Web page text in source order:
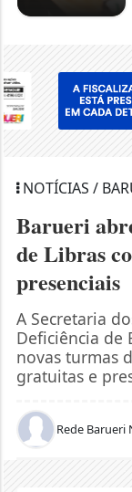
NOTÍCIAS /
Barueri
de Libras
presenciais
A Secretaria
Deficiência de
novas turmas
gratuitas e
Rede Barueri